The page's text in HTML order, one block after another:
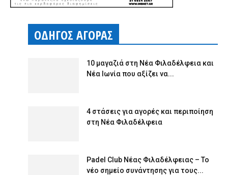
ΟΔΗΓΟΣ ΑΓΟΡΑΣ
10 μαγαζιά στη Νέα Φιλαδέλφεια και
Νέα Ιωνία που αξίζει να...
4 στάσεις για αγορές και περιποίηση
στη Νέα Φιλαδέλφεια
Padel Club Νέας Φιλαδέλφειας – Το
νέο σημείο συνάντησης για τους...